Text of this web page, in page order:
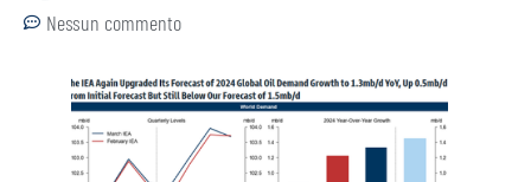
Nessun commento